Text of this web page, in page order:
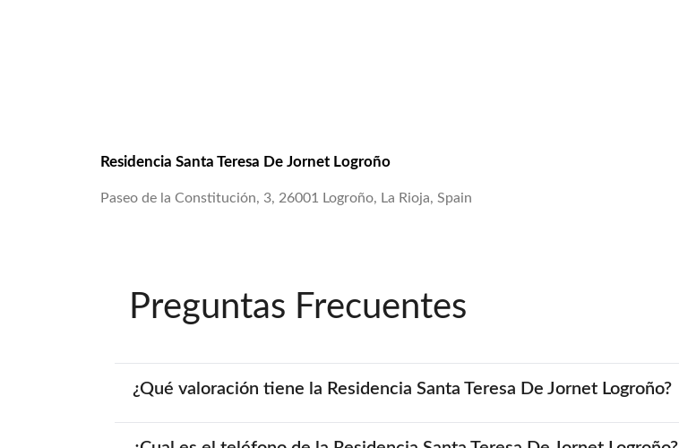
Residencia Santa Teresa De Jornet Logroño
Paseo de la Constitución, 3, 26001 Logroño, La Rioja, Spain
Preguntas Frecuentes
¿Qué valoración tiene la Residencia Santa Teresa De Jornet Logroño?